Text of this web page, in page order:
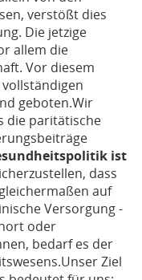
verstößt dies
Die jetzige
allem die
Vor diesem
geboten.Wir
die paritätische
ist
dass
auf
Versorgung -
oder
bedarf es der
Ziel